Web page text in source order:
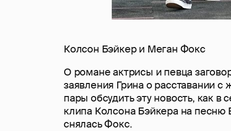
Колсон Бэйкер и Меган Фокс
О романе актрисы и певца
заявления Грина о расставании
пары обсудить эту новость, как в
клипа Колсона Бэйкера на песню
снялась Фокс.